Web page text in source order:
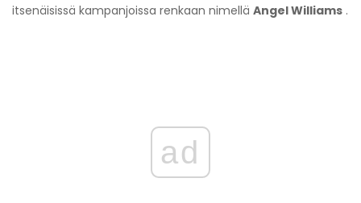
itsenäisissä kampanjoissa renkaan nimellä Angel Williams .
ad